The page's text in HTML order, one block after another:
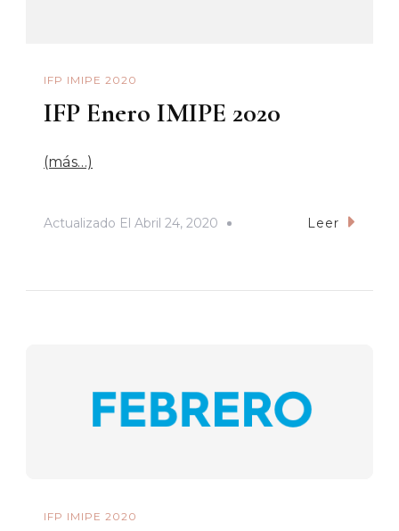
IFP IMIPE 2020
IFP Enero IMIPE 2020
(más…)
Actualizado El Abril 24, 2020 Leer
IFP IMIPE 2020